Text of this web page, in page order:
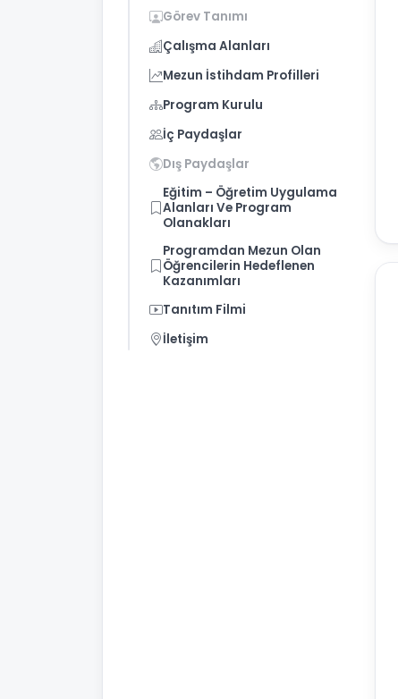
Görev Tanımı
Çalışma Alanları
Mezun İstihdam Profilleri
Program Kurulu
İç Paydaşlar
Dış Paydaşlar
Eğitim – Öğretim Uygulama
Alanları Ve Program
Olanakları
Programdan Mezun Olan
Öğrencilerin Hedeflenen
Kazanımları
Tanıtım Filmi
İletişim